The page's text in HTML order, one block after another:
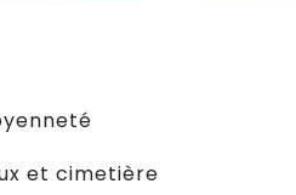
et cimetière